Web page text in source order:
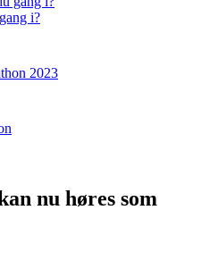
i?
2023
nu høres som